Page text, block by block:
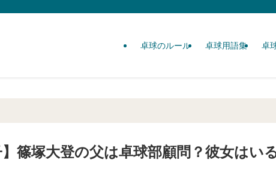
卓球のルール 卓球用語集 卓
】篠塚大登の父は卓球部顧問？彼女はい